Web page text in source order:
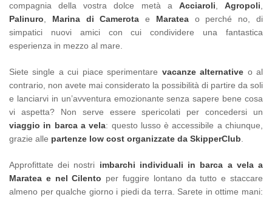
compagnia della vostra dolce metà a Acciaroli ,Agropoli
Palinuro
Marina di Camerota e Marateaoperché no, di
simpatici nuovi amici con cui condividere una fantastica
esperienza in mezzo al mare.
Siete single a cui piace sperimentare vacanze alternative o al
contrario, non avete mai considerato la possibilità di partire da soli
e lanciarvi in un’avventura emozionante senza sapere bene cosa
vi aspetta? Non serve essere spericolati per concedersi un
viaggio in barca a vela: questo lusso è accessibile a chiunque,
grazie alle partenze low cost organizzate da SkipperClub
Approfittate dei nostri imbarchi individuali in barca a vela a
Maratea e nel Cilento per fuggire lontano da tutto e staccare
almeno per qualche giorno i piedi da terra. Sarete in ottime mani: